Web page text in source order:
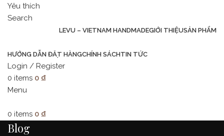
Yêu thích
Search
LEVU – VIETNAM HANDMADEGIỚI THIỆUSẢN PHẨM
HƯỚNG DẪN ĐẶT HÀNGCHÍNH SÁCHTIN TỨC
Login / Register
0 items 0 ₫
Menu
0 items 0 ₫
Blog